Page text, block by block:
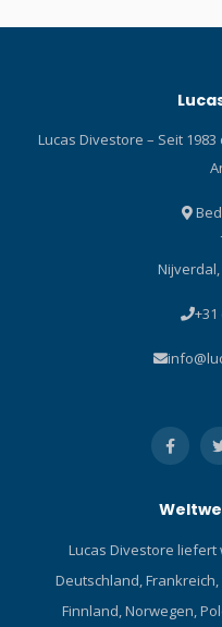
Lucas Divestore – Seit
+31
Lucas Divestore liefert
Deutschland,
Finnland, Norwegen,